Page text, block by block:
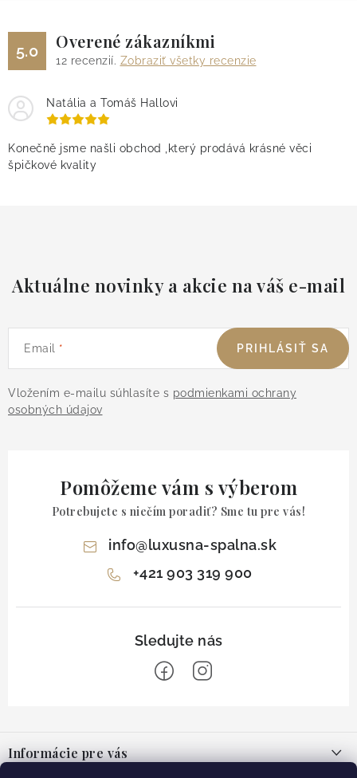
5.0 Overené zákazníkmi
12 recenzií. Zobraziť všetky recenzie
Natália a Tomáš Hallovi
Konečně jsme našli obchod ,který prodává krásné věci
špičkové kvality
Aktuálne novinky a akcie na váš e-mail
Email
Vložením e-mailu súhlasíte s podmienkami ochrany
osobných údajov
PRIHLÁSIŤ SA
Pomôžeme vám s výberom
Potrebujete s niečím poradiť? Sme tu pre vás!
info@luxusna-spalna.sk
+421 903 319 900
pInformácie pre vás